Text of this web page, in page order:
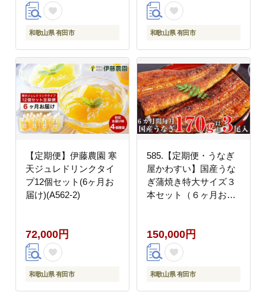
和歌山県 有田市 和歌山県 有田市
【定期便】伊藤農園 寒
天ジュレドリンクタイ
プ12個セット(6ヶ月お
届け)(A562-2)
72,000円
和歌山県 有田市
585.【定期便・うなぎ
屋かわすい】国産うな
ぎ蒲焼き特大サイズ３
本セット（６ヶ月お届
150,000円
和歌山県 有田市